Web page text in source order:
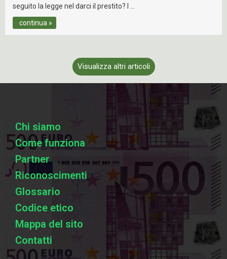
seguito la legge nel darci il prestito? I …
continua »
Visualizza altri articoli
Chi siamo
Come funziona
Partner
Riconoscimenti
Glossario
Codice etico
Mappa del sito
Contatti